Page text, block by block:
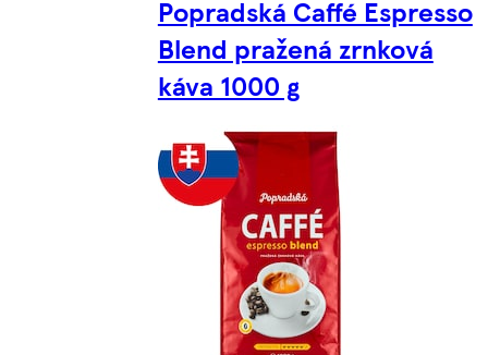
Popradská Caffé Espresso
Blend pražená zrnková
káva 1000 g